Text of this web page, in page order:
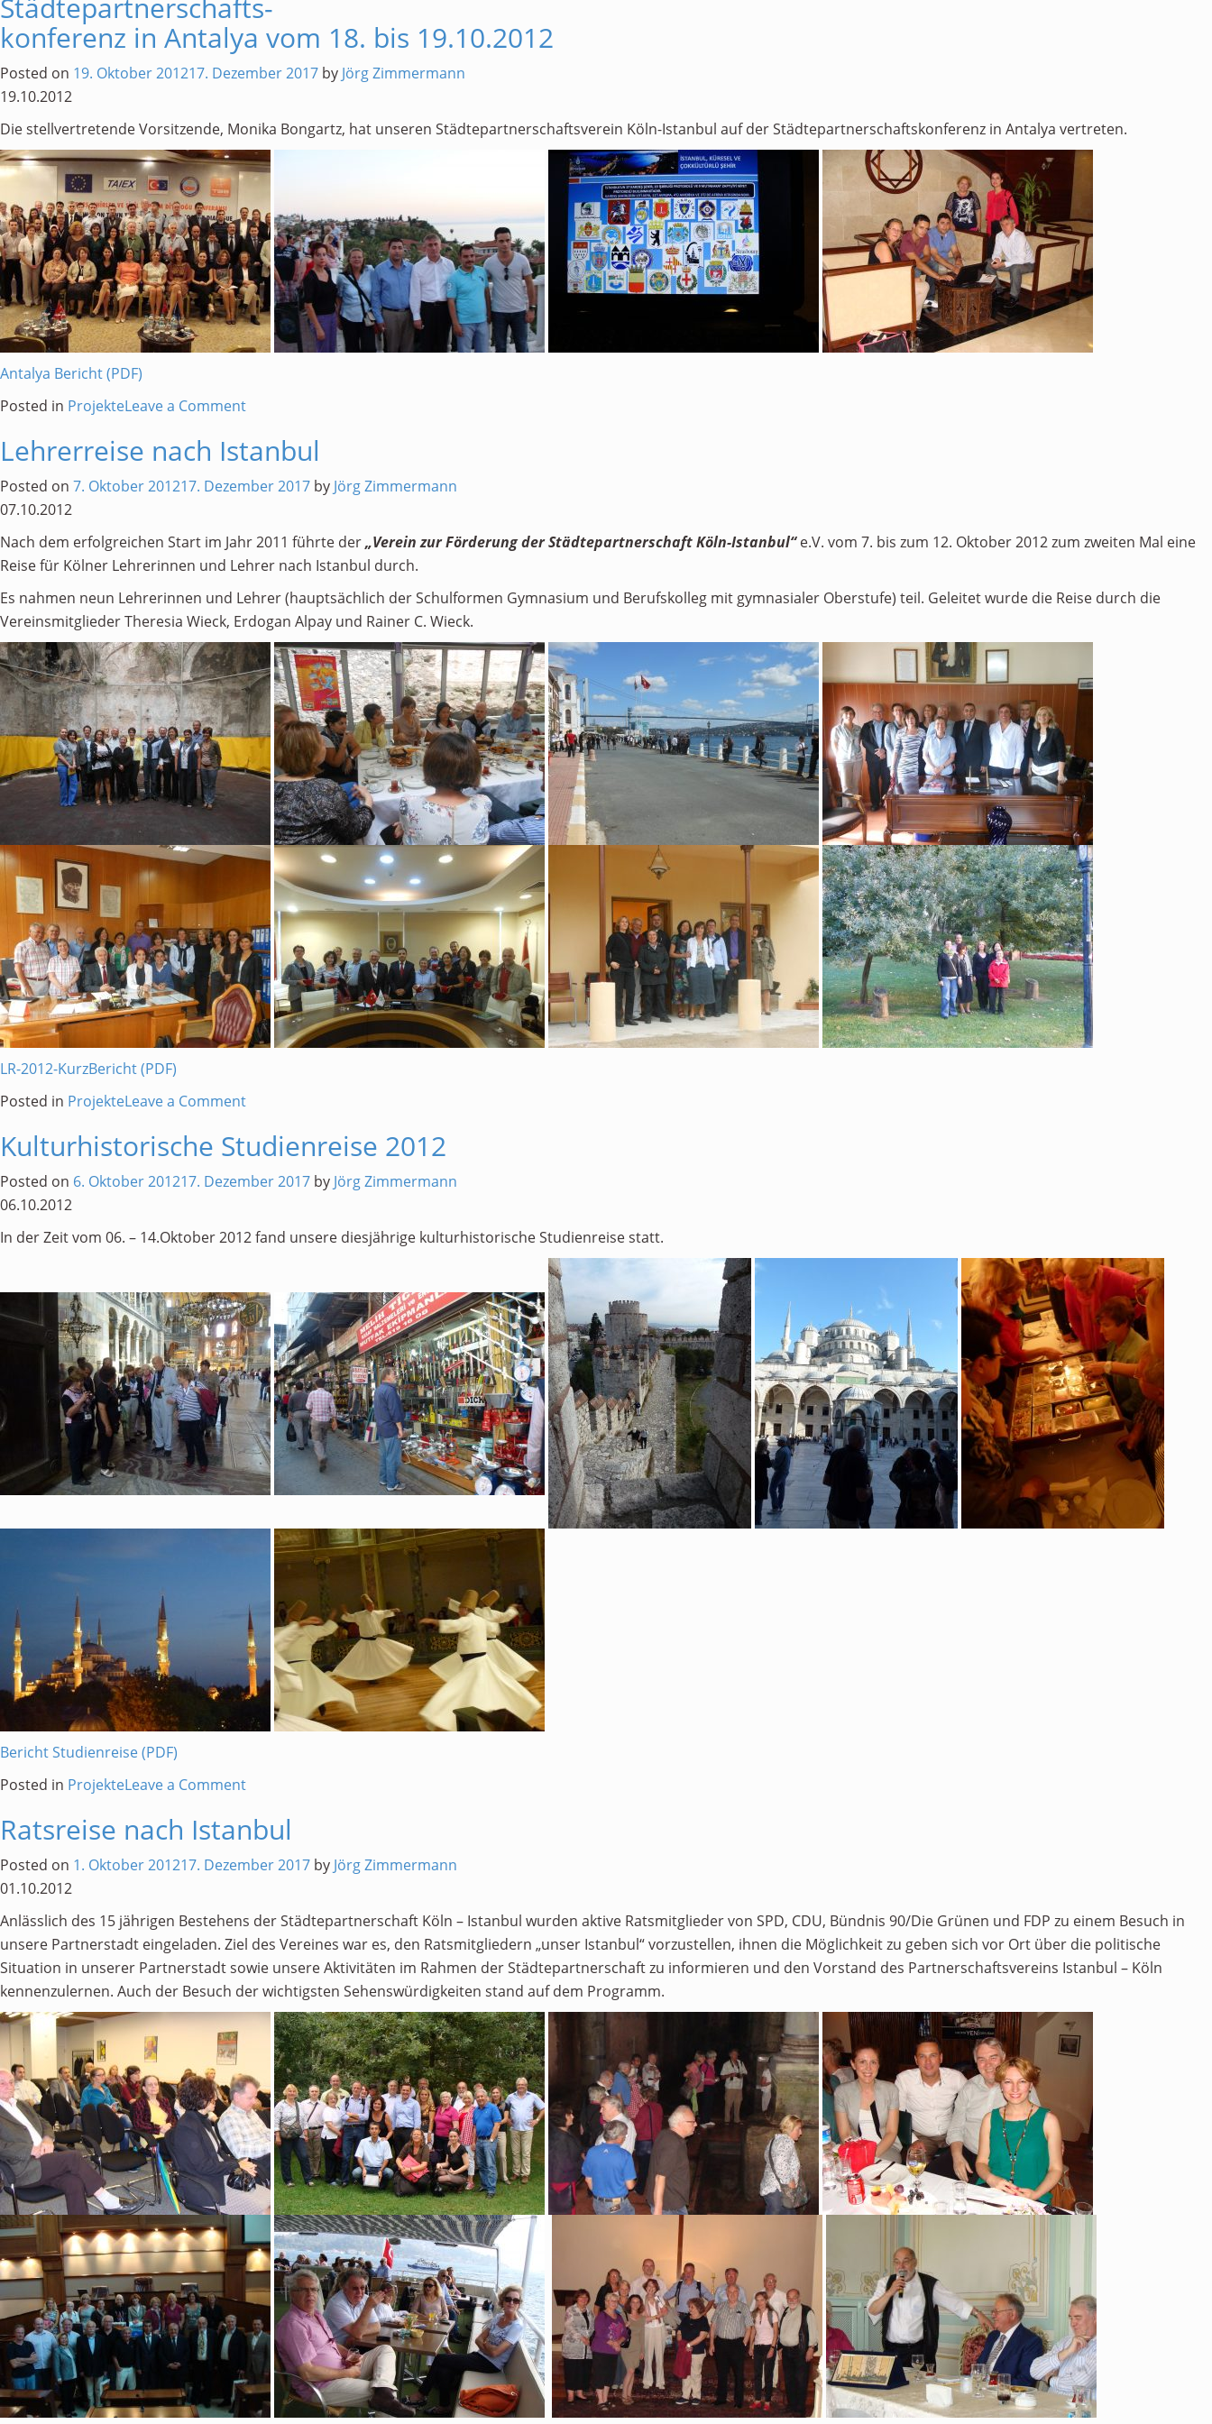
über
den
Friedhof
Städtepartnerschafts-
konferenz in Antalya vom 18. bis 19.10.2012
Posted on 19. Oktober 201217. Dezember 2017 by Jörg Zimmermann
19.10.2012
Die stellvertretende Vorsitzende, Monika Bongartz, hat unseren Städtepartnerschaftsverein Köln-Istanbul auf der Städtepartnerschaftskonferenz in Antalya vertreten.
Antalya Bericht (PDF)
Posted in ProjekteLeave a Commenton
konferenz
in
18.
bis
19.10.2012
Lehrerreise nach Istanbul
Posted on 7. Oktober 201217. Dezember 2017 by Jörg Zimmermann
07.10.2012
Nach dem erfolgreichen Start im Jahr 2011 führte der„Verein zur Förderung der Städtepartnerschaft Köln-Istanbul“e.V. vom 7. bis zum 12. Oktober 2012 zum zweiten Mal eine
Reise für Kölner Lehrerinnen und Lehrer nach Istanbul durch.
Es nahmen neun Lehrerinnen und Lehrer (hauptsächlich der Schulformen Gymnasium und Berufskolleg mit gymnasialer Oberstufe) teil. Geleitet wurde die Reise durch die
Vereinsmitglieder Theresia Wieck, Erdogan Alpay und Rainer C. Wieck.
LR-2012-KurzBericht (PDF)
Posted in ProjekteLeave a Commenton
nach
Istanbul
Kulturhistorische Studienreise 2012
Posted on 6. Oktober 201217. Dezember 2017 by Jörg Zimmermann
06.10.2012
In der Zeit vom 06. – 14.Oktober 2012 fand unsere diesjährige kulturhistorische Studienreise statt.
Bericht Studienreise (PDF)
Posted in ProjekteLeave a Commenton
Studienreise
2012
Ratsreise nach Istanbul
Posted on 1. Oktober 201217. Dezember 2017 by Jörg Zimmermann
01.10.2012
Anlässlich des 15 jährigen Bestehens der Städtepartnerschaft Köln – Istanbul wurden aktive Ratsmitglieder von SPD, CDU, Bündnis 90/Die Grünen und FDP zu einem Besuch in
unsere Partnerstadt eingeladen. Ziel des Vereines war es, den Ratsmitgliedern „unser Istanbul“ vorzustellen, ihnen die Möglichkeit zu geben sich vor Ort über die politische
Situation in unserer Partnerstadt sowie unsere Aktivitäten im Rahmen der Städtepartnerschaft zu informieren und den Vorstand des Partnerschaftsvereins Istanbul – Köln
kennenzulernen. Auch der Besuch der wichtigsten Sehenswürdigkeiten stand auf dem Programm.